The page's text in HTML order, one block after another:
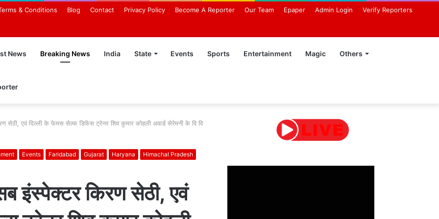
& Conditions Blog Contact Privacy Policy Become A Reporter Our Team Epaper Admin Login Verify Reporters
News Breaking News India State Events Sports Entertainment Magic Others
सेठी, एवं दिल्ली के फेमस सेल्फ डिफेंस ट्रेनर शिव कुमार कोहली अवार्ड सेरेमनी के वि वि
Events Faridabad Gujarat Haryana
Himachal Pradesh
इंस्पेक्टर किरण सेठी, एवं